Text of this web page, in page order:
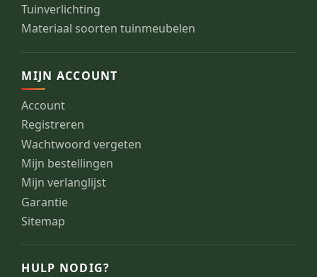
Tuinverlichting
Materiaal soorten tuinmeubelen
MIJN ACCOUNT
Account
Registreren
Wachtwoord vergeten
Mijn bestellingen
Mijn verlanglijst
Garantie
Sitemap
HULP NODIG?